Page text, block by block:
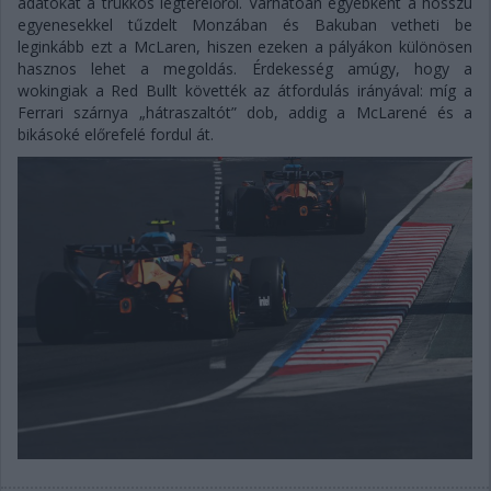
egyenesekkel tűzdelt Monzában és Bakuban vetheti be
leginkább ezt a McLaren, hiszen ezeken a pályákon különösen
hasznos lehet a megoldás. Érdekesség amúgy, hogy a
wokingiak a Red Bullt követték az átfordulás irányával: míg a
Ferrari szárnya „hátraszaltót” dob, addig a McLarené és a
bikásoké előrefelé fordul át.